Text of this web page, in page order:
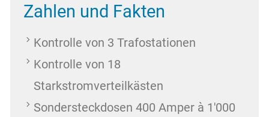
Zahlen und Fakten
Kontrolle von 3 Trafostationen
Kontrolle von 18
Starkstromverteilkästen
Sondersteckdosen 400 Amper à 1'000